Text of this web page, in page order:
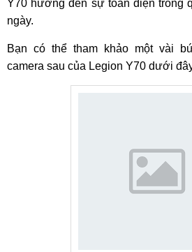
Y70 hướng đến sự toàn diện trong
ngày.
Bạn có thể tham khảo một vài
camera sau của Legion Y70 dưới